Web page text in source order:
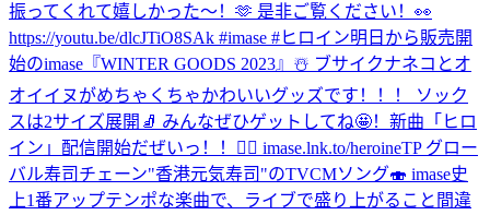
振ってくれて嬉しかった〜！🫶 是非ご覧ください！👀
https://youtu.be/dlcJTiO8SAk #imase #ヒロイン明日から販売開
始のimase『WINTER GOODS 2023』☃️ ブサイクナネコとオ
オイイヌがめちゃくちゃかわいいグッズです！！！ ソック
スは2サイズ展開🧦 みんなぜひゲットしてね🤩！ 新曲「ヒロ
イン」配信開始だぜいっ！！🦸‍♀️ imase.lnk.to/heroineTP グロー
バル寿司チェーン"香港元気寿司"のTVCMソング🍣 imase史
上1番アップテンポな楽曲で、ライブで盛り上がること間違